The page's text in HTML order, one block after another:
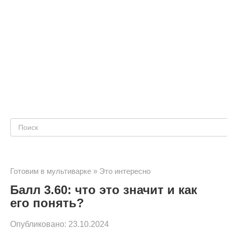
Поиск:
Готовим в мультиварке » Это интересно
Балл 3.60: что это значит и как
его понять?
Опубликовано: 23.10.2024